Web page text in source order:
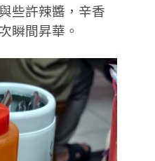
些許辣醬，辛香
瞬間昇華。